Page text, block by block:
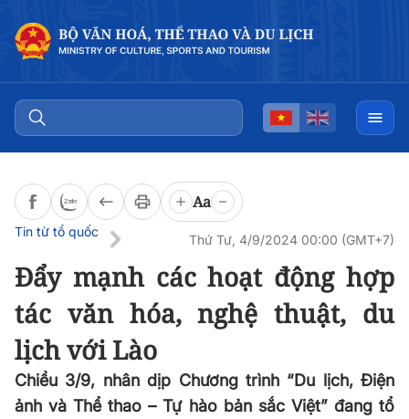
Aa
Tin từ tổ quốc
Thứ Tư, 4/9/2024 00:00 (GMT+7)
Đẩy mạnh các hoạt động hợp
tác văn hóa, nghệ thuật, du
lịch với Lào
Chiều 3/9, nhân dịp Chương trình “Du lịch, Điện
ảnh và Thể thao – Tự hào bản sắc Việt” đang tổ
Đọc bài